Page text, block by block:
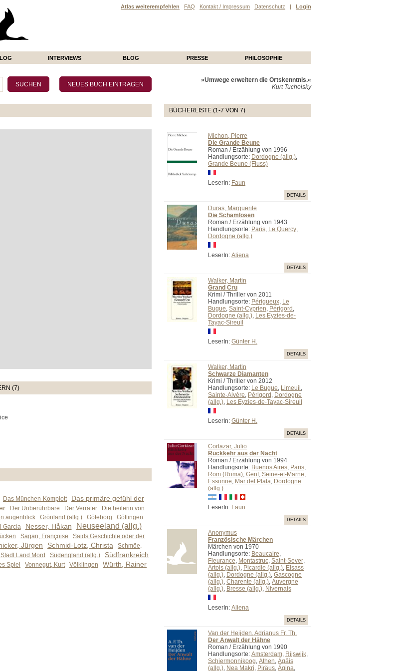
Atlas weiterempfehlen FAQ Kontakt / Impressum Datenschutz | Login
INTERVIEWS BLOG PRESSE PHILOSOPHIE
(7)
Das München-Komplott
Das primäre gefühl der
Der Unberührbare Der Verräter
Die heilerin von
augenblick Grönland (allg.) Göteborg
Göttingen
García Nesser, Håkan Neuseeland (allg.)
Sagan, Françoise
Saids Geschichte oder der
Jürgen Schmid-Lotz, Christa
Schmöe,
Stadt Land Mord Südengland (allg.)
Südfrankreich
Spiel Vonnegut, Kurt Völklingen Würth, Rainer
»Umwege erweitern die Ortskenntnis.«
Kurt Tucholsky
BÜCHERLISTE (1-7 VON 7)
Michon, Pierre
Die Grande Beune
Roman / Erzählung von 1996
Handlungsorte: Dordogne (allg.),
Grande Beune (Fluss)
LeserIn: Faun
DETAILS
Duras, Marguerite
Die Schamlosen
Roman / Erzählung von 1943
Handlungsorte: Paris, Le Quercy,
Dordogne (allg.)
LeserIn: Aliena
DETAILS
Walker, Martin
Grand Cru
Krimi / Thriller von 2011
Handlungsorte: Périgueux, Le
Bugue, Saint-Cyprien, Périgord ,
Dordogne (allg.), Les Eyzies-de-
Tayac-Sireuil
LeserIn: Günter H.
DETAILS
Walker, Martin
Schwarze Diamanten
Krimi / Thriller von 2012
Handlungsorte: Le Bugue, Limeuil ,
Sainte-Alvère, Périgord , Dordogne
(allg.), Les Eyzies-de-Tayac-Sireuil
LeserIn: Günter H.
DETAILS
Cortazar, Julio
Rückkehr aus der Nacht
Roman / Erzählung von 1994
Handlungsorte: Buenos Aires, Paris,
Rom (Roma), Genf, Seine-et-Marne,
Essonne, Mar del Plata, Dordogne
(allg.)
LeserIn: Faun
DETAILS
Anonymus
Französische Märchen
Märchen von 1970
Handlungsorte: Beaucaire,
Fleurance, Montastruc, Saint-Sever,
Artois (allg.), Picardie (allg.), Elsass
(allg.), Dordogne (allg.), Gascogne
(allg.), Charente (allg.), Auvergne
(allg.), Bresse (allg.), Nivernais
LeserIn: Aliena
DETAILS
Van der Heijden, Adrianus Fr. Th.
Der Anwalt der Hähne
Roman / Erzählung von 1990
Handlungsorte: Amsterdam, Rijswijk,
Schiermonnikoog, Athen, Ägäis
(allg.), Nea Makri, Piräus, Ägina,